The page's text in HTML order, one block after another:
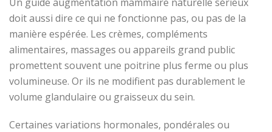
doit aussi dire ce qui ne fonctionne pas, ou pas de la
manière espérée. Les crèmes, compléments
alimentaires, massages ou appareils grand public
promettent souvent une poitrine plus ferme ou plus
volumineuse. Or ils ne modifient pas durablement le
volume glandulaire ou graisseux du sein.
Certaines variations hormonales, pondérales ou